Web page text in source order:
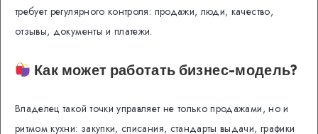
требует регулярного контроля: продажи, люди, качество,
отзывы, документы и платежи.
Как может работать бизнес-модель?
Владелец такой точки управляет не только продажами, но и
ритмом кухни: закупки, списания, стандарты выдачи, графики